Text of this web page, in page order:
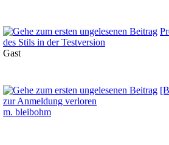
des Stils in der Testversion
Gast
zur Anmeldung verloren
m. bleibohm